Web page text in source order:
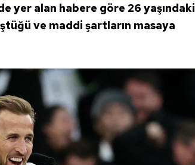
ilgili bilgi almak için lütfentıklayınız.
yer alan habere göre 26 yaşındaki
ve maddi şartların masaya